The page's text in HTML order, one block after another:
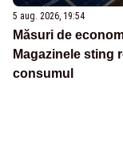
5 aug. 2026, 19:54
Măsuri de
Magazinele sting
consumul